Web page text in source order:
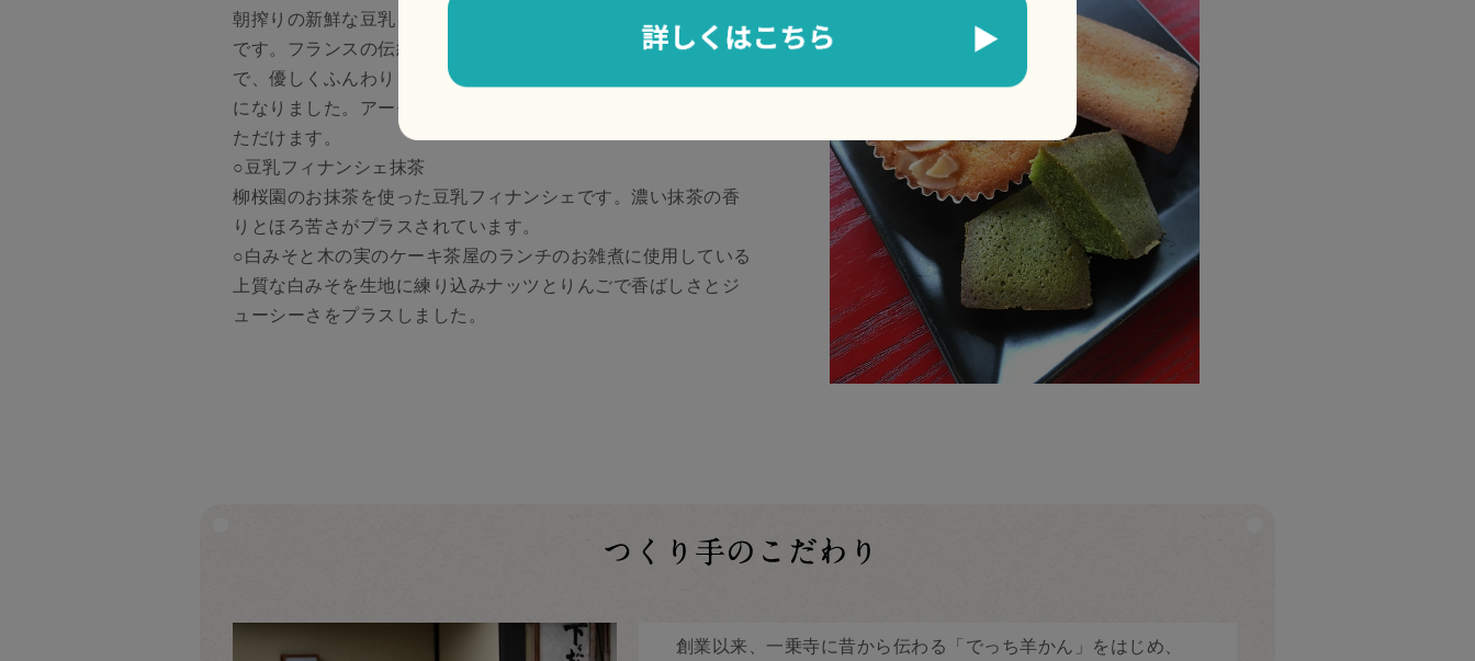
朝搾りの新鮮な豆乳をたっぷりと焼き込んだ豆乳フィナンシェ
です。フランスの伝統菓子フィナンシェに豆乳を加えること
で、優しくふんわりとした口当たりと和の風味を持つ焼き菓子
になりました。アーモンドと豆乳の香ばしい香りをお楽しみい
ただけます。
○豆乳フィナンシェ抹茶
柳桜園のお抹茶を使った豆乳フィナンシェです。濃い抹茶の香
りとほろ苦さがプラスされています。
○白みそと木の実のケーキ茶屋のランチのお雑煮に使用している
上質な白みそを生地に練り込みナッツとりんごで香ばしさとジ
ューシーさをプラスしました。
創業以来、一乗寺に昔から伝わる「でっち羊かん」をはじめ、